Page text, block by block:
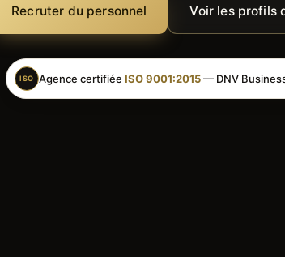
Recruter du personnel Voir les profils
ISO Agence certifiée ISO 9001:2015— DNV